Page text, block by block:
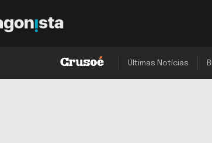
Últimas Notícias